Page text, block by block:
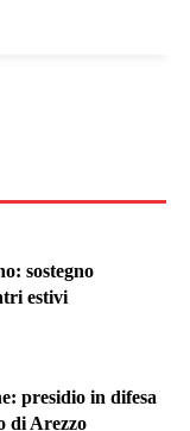
sostegno
estivi
presidio in difesa
di Arezzo